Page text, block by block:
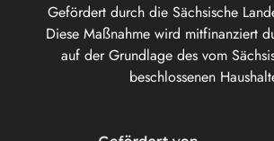
Gefördert durch die Sächsische
Diese Maßnahme wird mitfinanziert
auf der Grundlage des vom
beschlossenen